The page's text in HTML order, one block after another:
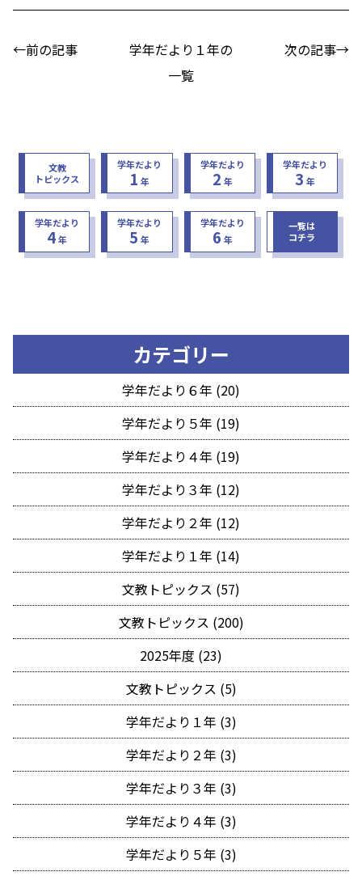
←前の記事
学年だより１年の
一覧
次の記事→
文教
トピックス
学年だより
1 年
学年だより
2 年
学年だより
3 年
学年だより
4年
学年だより
5 年
学年だより
6 年
一覧は
コチラ
カテゴリー
学年だより６年 (20)
学年だより５年 (19)
学年だより４年 (19)
学年だより３年 (12)
学年だより２年 (12)
学年だより１年 (14)
文教トピックス (57)
文教トピックス (200)
2025年度 (23)
文教トピックス (5)
学年だより１年 (3)
学年だより２年 (3)
学年だより３年 (3)
学年だより４年 (3)
学年だより５年 (3)